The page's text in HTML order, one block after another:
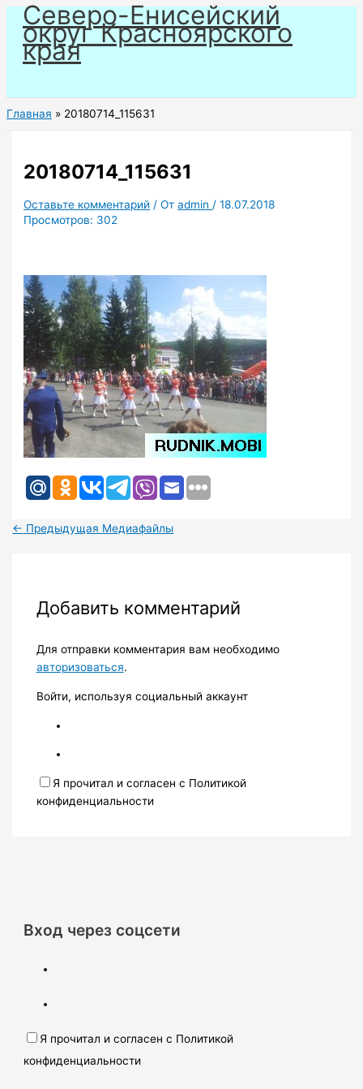
Перейти
содержимому
Северо-Енисейский
округ Красноярского
края
Главная 20180714_115631
20180714_115631
Оставьте комментарий / Отadmin /18.07.2018
Просмотров: 302
← Предыдущая Медиафайлы
Добавить комментарий
Для отправки комментария вам необходимо
авторизоваться.
Войти, используя социальный аккаунт
Я прочитал и согласен с Политикой
конфиденциальности
Вход через соцсети
Я прочитал и согласен с Политикой
конфиденциальности